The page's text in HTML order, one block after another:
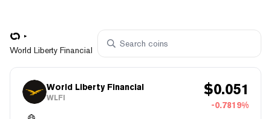
World Liberty Financial
World Liberty Financial
WLFI $0.051
-0.7819%